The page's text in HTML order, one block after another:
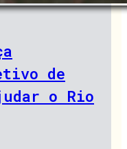
de
o Rio